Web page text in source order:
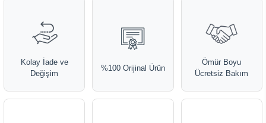
Kolay İade ve
Değişim
%100 Orijinal Ürün
Ömür Boyu
Ücretsiz Bakım